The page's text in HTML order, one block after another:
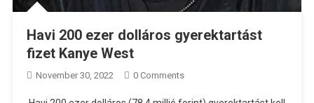
Havi 200 ezer dolláros gyerektartást
fizet Kanye West
November 30, 2022 0 Comments